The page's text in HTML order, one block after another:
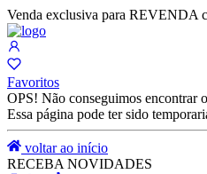
Venda exclusiva para REVENDA
Favoritos
OPS! Não conseguimos encontrar
Essa página pode ter sido
voltar ao início
RECEBA NOVIDADES